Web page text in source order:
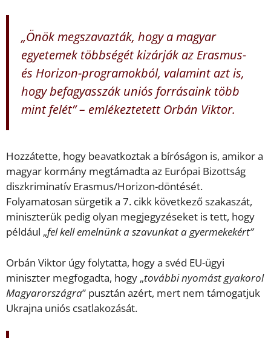
„Önök megszavazták, hogy a magyar
egyetemek többségét kizárják az Erasmus-
és Horizon-programokból, valamint azt is,
hogy befagyasszák uniós forrásaink több
mint felét” – emlékeztetett Orbán Viktor.
Hozzátette, hogy beavatkoztak a bíróságon is, amikor a
magyar kormány megtámadta az Európai Bizottság
diszkriminatív Erasmus/Horizon-döntését.
Folyamatosan sürgetik a 7. cikk következő szakaszát,
miniszterük pedig olyan megjegyzéseket is tett, hogy
például „fel kell emelnünk a szavunkat a gyermekekért”
Orbán Viktor úgy folytatta, hogy a svéd EU-ügyi
miniszter megfogadta, hogy „további nyomást gyakorol
Magyarországra” pusztán azért, mert nem támogatjuk
Ukrajna uniós csatlakozását.